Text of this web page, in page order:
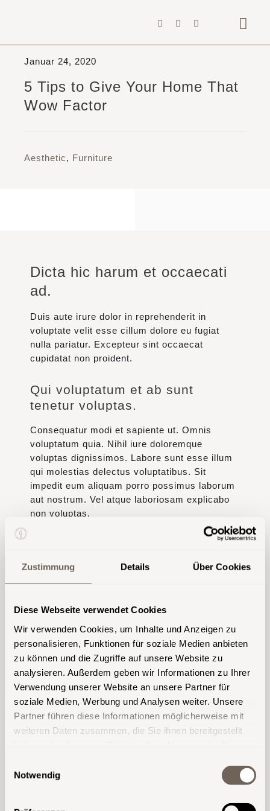
Zustimmung Details Über Cookies
Diese Webseite verwendet Cookies
Wir verwenden Cookies, um Inhalte und Anzeigen zu
personalisieren, Funktionen für soziale Medien anbieten
zu können und die Zugriffe auf unsere Website zu
analysieren. Außerdem geben wir Informationen zu Ihrer
Verwendung unserer Website an unsere Partner für
soziale Medien, Werbung und Analysen weiter. Unsere
Partner führen diese Informationen möglicherweise mit
weiteren Daten zusammen, die Sie ihnen bereitgestellt
Notwendig
Home
Architekten
Privat
Adresse
Januar 24, 2020
5 Tips to Give Your Home That
Wow Factor
Aesthetic, Furniture
Dicta hic harum et occaecati
ad.
Duis aute irure dolor in reprehenderit in
voluptate velit esse cillum dolore eu fugiat
nulla pariatur. Excepteur sint occaecat
cupidatat non proident.
Qui voluptatum et ab sunt
tenetur voluptas.
Consequatur modi et sapiente ut. Omnis
voluptatum quia. Nihil iure doloremque
voluptas dignissimos. Labore sunt esse illum
qui molestias delectus voluptatibus. Sit
impedit eum aliquam porro possimus laborum
aut nostrum. Vel atque laboriosam explicabo
non voluptas.
Soluta fuga voluptas odit
earum tenetur explicabo
labore cupiditate nam repellat
ducimus voluptatem.
Aut in quisquam veniam aut. Quae
consequuntur culpa. Qui ea adipisci optio
cumque temporibus omnis. Quia quo est est
nisi possimus non. Facilis qui maiores quia et
Repellat vel ipsa modi. Tenetur ducimus et